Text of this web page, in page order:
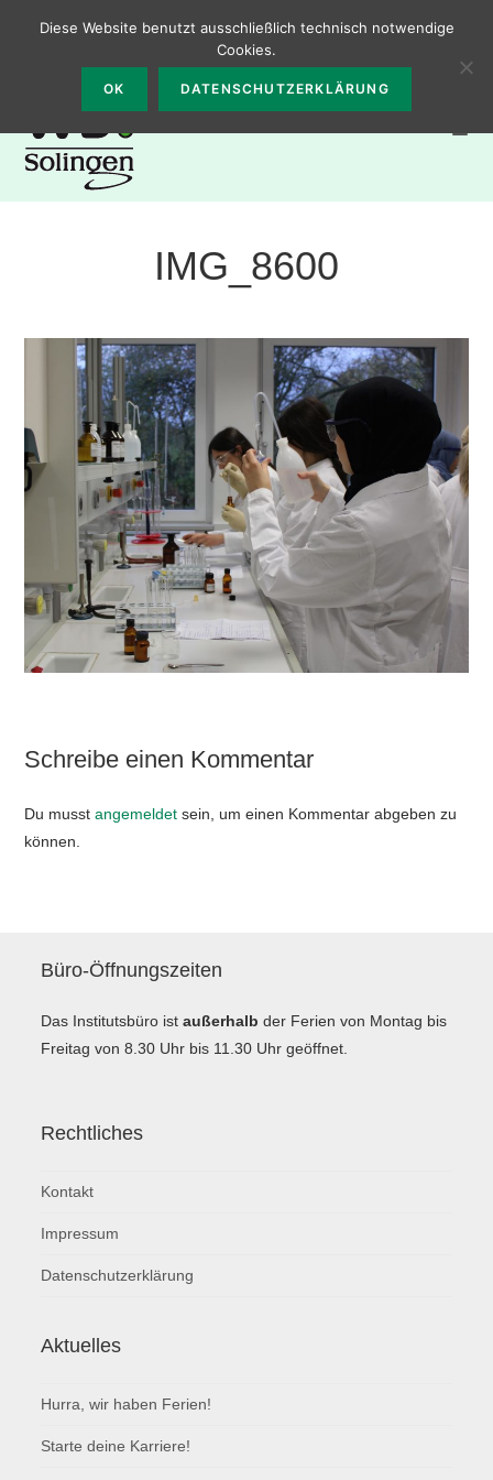
0212 – 2331300
Walter-Bremer-Institut, Burgstr. 65, 42655
Solingen
IMG_8600
Schreibe einen Kommentar
Du musstangemeldet sein, um einen Kommentar abgeben zu
können.
Büro-Öffnungszeiten
Das Institutsbüro istaußerhalb der Ferien von Montag bis
Freitag von 8.30 Uhr bis 11.30 Uhr geöffnet.
Rechtliches
Kontakt
Impressum
Datenschutzerklärung
Aktuelles
Hurra, wir haben Ferien!
Starte deine Karriere!
Diese Website benutzt ausschließlich technisch notwendige
Cookies.
OK DATENSCHUTZERKLÄRUNG